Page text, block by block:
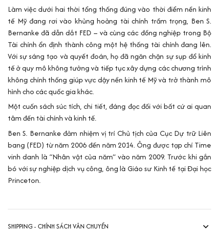
Làm việc dưới hai thời tổng thống đúng vào thời điểm nền kinh
tế Mỹ đang rơi vào khủng hoảng tài chính trầm trọng, Ben S.
Bernanke đã dẫn dắt FED – và cùng các đồng nghiệp trong Bộ
Tài chính ổn định thành công một hệ thống tài chính đang lên.
Với sự sáng tạo và quyết đoán, họ đã ngăn chặn sự sụp đổ kinh
tế ở quy mô không tưởng và tiếp tục xây dựng các chương trình
không chính thống giúp vực dậy nền kinh tế Mỹ và trở thành mô
hình cho các quốc gia khác.
Một cuốn sách súc tích, chi tiết, đáng đọc đối với bất cứ ai quan
tâm đến tài chính và kinh tế.
Ben S. Bernanke đảm nhiệm vị trí Chủ tịch của Cục Dự trữ Liên
bang (FED) từ năm 2006 đến năm 2014. Ông được tạp chí Time
vinh danh là “Nhân vật của năm” vào năm 2009. Trước khi gắn
bó với sự nghiệp dịch vụ công, ông là Giáo sư Kinh tế tại Đại học
Princeton.
SHIPPING - CHÍNH SÁCH VẬN CHUYỂN